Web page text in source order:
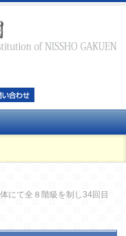
にて全８階級を制し34回目